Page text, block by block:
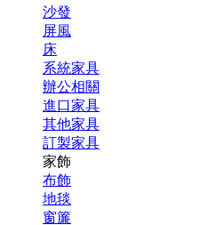
沙發
屏風
床
系統家具
辦公相關
進口家具
其他家具
訂製家具
家飾
布飾
地毯
窗簾